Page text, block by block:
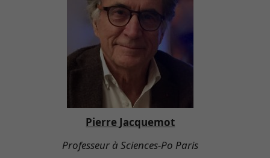
Pierre Jacquemot
Professeur à Sciences-Po Paris